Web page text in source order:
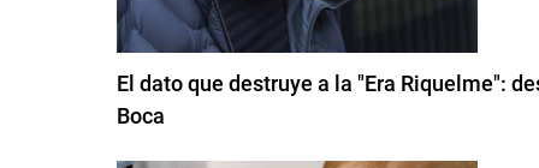
El dato que destruye a la "Era Riquelme":
Boca